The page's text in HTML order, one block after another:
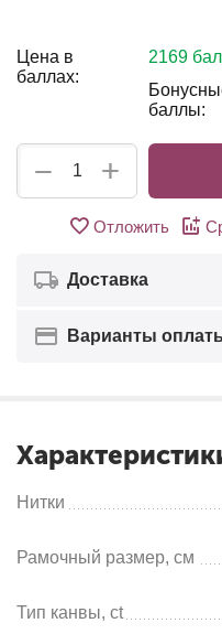
Цена в
баллах:
2169
баллы:
+
−
Отложить
Доставка
Варианты
Нитки
Рамочный размер, см
Тип канвы, ct